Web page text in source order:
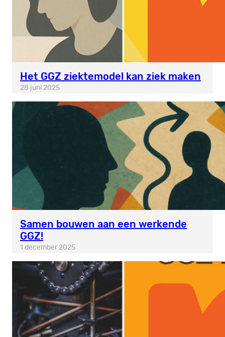
Het GGZ ziektemodel kan ziek maken
28 juni 2025
Samen bouwen aan een werkende
GGZ!
1 december 2025